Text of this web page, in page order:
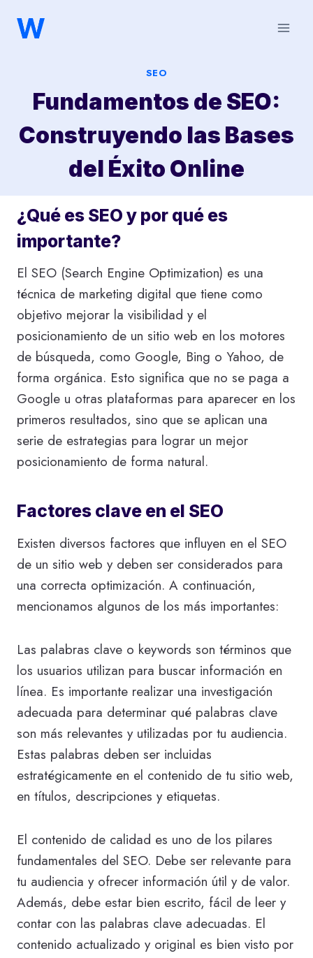
SEO
Fundamentos de SEO:
Construyendo las Bases
del Éxito Online
¿Qué es SEO y por qué es
importante?
El SEO (Search Engine Optimization) es una
técnica de marketing digital que tiene como
objetivo mejorar la visibilidad y el
posicionamiento de un sitio web en los motores
de búsqueda, como Google, Bing o Yahoo, de
forma orgánica. Esto significa que no se paga a
Google u otras plataformas para aparecer en los
primeros resultados, sino que se aplican una
serie de estrategias para lograr un mejor
posicionamiento de forma natural.
Factores clave en el SEO
Existen diversos factores que influyen en el SEO
de un sitio web y deben ser considerados para
una correcta optimización. A continuación,
mencionamos algunos de los más importantes:
Las palabras clave o keywords son términos que
los usuarios utilizan para buscar información en
línea. Es importante realizar una investigación
adecuada para determinar qué palabras clave
son más relevantes y utilizadas por tu audiencia.
Estas palabras deben ser incluidas
estratégicamente en el contenido de tu sitio web,
en títulos, descripciones y etiquetas.
El contenido de calidad es uno de los pilares
fundamentales del SEO. Debe ser relevante para
tu audiencia y ofrecer información útil y de valor.
Además, debe estar bien escrito, fácil de leer y
contar con las palabras clave adecuadas. El
contenido actualizado y original es bien visto por